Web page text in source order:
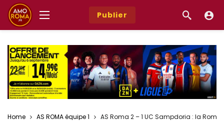
Publier
Home AS ROMA équipe 1 AS Roma 2 – 1 UC Sampdoria : la